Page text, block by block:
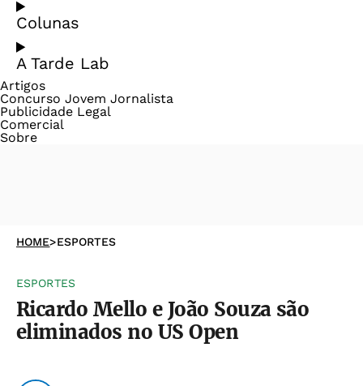
Colunas
A Tarde Lab
Artigos
Concurso Jovem Jornalista
Publicidade Legal
Comercial
Sobre
HOME>ESPORTES
ESPORTES
Ricardo Mello e João Souza são
eliminados no US Open